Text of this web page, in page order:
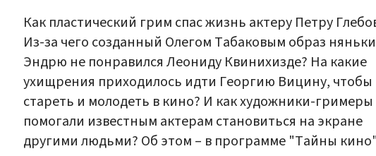
Как пластический грим спас жизнь актеру Петру
Из-за чего созданный Олегом Табаковым образ няньки
Эндрю не понравился Леониду Квинихизде? На какие
ухищрения приходилось идти Георгию Вицину, чтобы
стареть и молодеть в кино? И как художники-гримеры
помогали известным актерам становиться на экране
другими людьми? Об этом – в программе "Тайны